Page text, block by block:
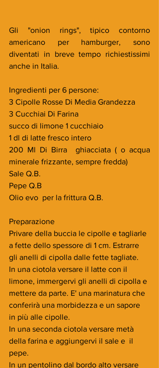
Gli "onion rings", tipico contorno
americano per hamburger, sono
diventati in breve tempo richiestissimi
anche in Italia.
Ingredienti per 6 persone:
3 Cipolle Rosse Di Media Grandezza
3 Cucchiai Di Farina
succo di limone 1 cucchiaio
1 dl di latte fresco intero
200 Ml Di Birra  ghiacciata ( o acqua
minerale frizzante, sempre fredda)
Sale Q.B.
Pepe Q.B
Olio evo  per la frittura Q.B.
Preparazione
Privare della buccia le cipolle e tagliarle
a fette dello spessore di 1 cm. Estrarre
gli anelli di cipolla dalle fette tagliate.
In una ciotola versare il latte con il
limone, immergervi gli anelli di cipolla e
mettere da parte. E' una marinatura che
conferirà una morbidezza e un sapore
in più alle cipolle.
In una seconda ciotola versare metà
della farina e aggiungervi il sale e  il
pepe.
In un pentolino dal bordo alto versare